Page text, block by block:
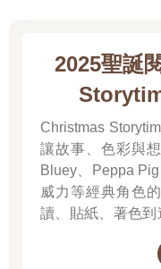
2025聖誕
Christmas
讓故事、色彩與
Bluey、Peppa
威力等經典角色
讀、貼紙、著色到
滿的驚喜與節慶